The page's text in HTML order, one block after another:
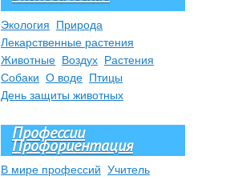
Экология
Природа
Лекарственные растения
Животные Воздух Растения
Собаки О воде Птицы
День защиты животных
Профессии
Профориентация
В мире профессий Учитель